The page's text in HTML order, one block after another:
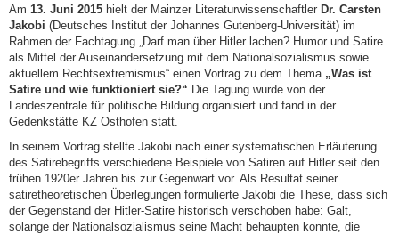
Am 13. Juni 2015 hielt der Mainzer Literaturwissenschaftler Dr. Carsten
Jakobi (Deutsches Institut der Johannes Gutenberg-Universität) im
Rahmen der Fachtagung „Darf man über Hitler lachen? Humor und Satire
als Mittel der Auseinandersetzung mit dem Nationalsozialismus sowie
aktuellem Rechtsextremismus“ einen Vortrag zu dem Thema „Was ist
Satire und wie funktioniert sie?“ Die Tagung wurde von der
Landeszentrale für politische Bildung organisiert und fand in der
Gedenkstätte KZ Osthofen statt.
In seinem Vortrag stellte Jakobi nach einer systematischen Erläuterung
des Satirebegriffs verschiedene Beispiele von Satiren auf Hitler seit den
frühen 1920er Jahren bis zur Gegenwart vor. Als Resultat seiner
satiretheoretischen Überlegungen formulierte Jakobi die These, dass sich
der Gegenstand der Hitler-Satire historisch verschoben habe: Galt,
solange der Nationalsozialismus seine Macht behaupten konnte, die